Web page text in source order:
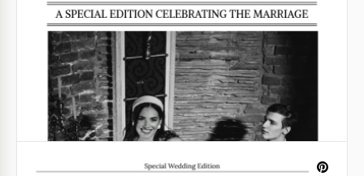
Ancien modèle d'article de journal
Google Docs